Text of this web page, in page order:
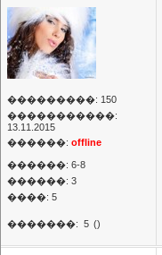
���������: 150
�����������:
13.11.2015
������: offline
������: 6-8
������: 3
����: 5
�������: 5 ()